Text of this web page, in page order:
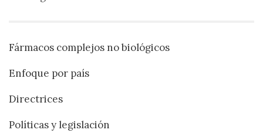
Fármacos complejos no biológicos
Enfoque por país
Directrices
Políticas y legislación